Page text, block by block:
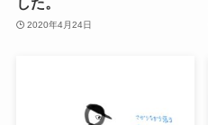
2020年4月24日